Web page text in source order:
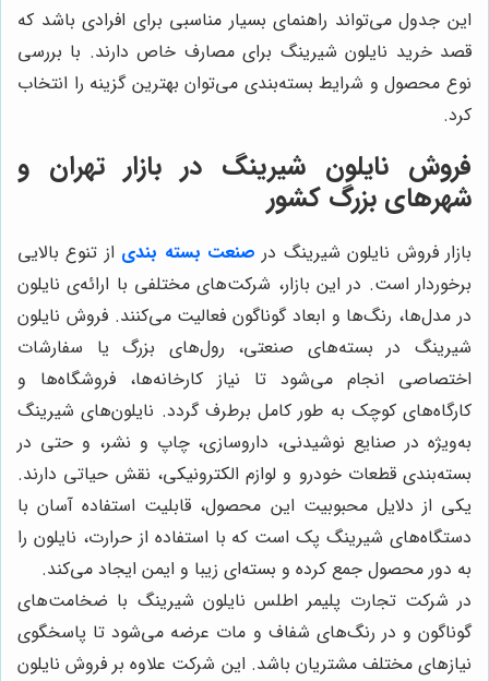
این جدول می‌تواند راهنمای بسیار مناسبی برای افرادی باشد که
قصد خرید نایلون شیرینگ برای مصارف خاص دارند. با بررسی
نوع محصول و شرایط بسته‌بندی می‌توان بهترین گزینه را انتخاب
کرد.
فروش نایلون شیرینگ در بازار تهران و
شهرهای بزرگ کشور
بازار فروش نایلون شیرینگ در صنعت بسته بندی از تنوع بالایی
برخوردار است. در این بازار، شرکت‌های مختلفی با ارائه‌ی نایلون
در مدل‌ها، رنگ‌ها و ابعاد گوناگون فعالیت می‌کنند. فروش نایلون
شیرینگ در بسته‌های صنعتی، رول‌های بزرگ یا سفارشات
اختصاصی انجام می‌شود تا نیاز کارخانه‌ها، فروشگاه‌ها و
کارگاه‌های کوچک به طور کامل برطرف گردد. نایلون‌های شیرینگ
به‌ویژه در صنایع نوشیدنی، داروسازی، چاپ و نشر، و حتی در
بسته‌بندی قطعات خودرو و لوازم الکترونیکی، نقش حیاتی دارند.
یکی از دلایل محبوبیت این محصول، قابلیت استفاده آسان با
دستگاه‌های شیرینگ پک است که با استفاده از حرارت، نایلون را
به دور محصول جمع کرده و بسته‌ای زیبا و ایمن ایجاد می‌کند.
در شرکت تجارت پلیمر اطلس نایلون شیرینگ با ضخامت‌های
گوناگون و در رنگ‌های شفاف و مات عرضه می‌شود تا پاسخگوی
نیازهای مختلف مشتریان باشد. این شرکت علاوه بر فروش نایلون